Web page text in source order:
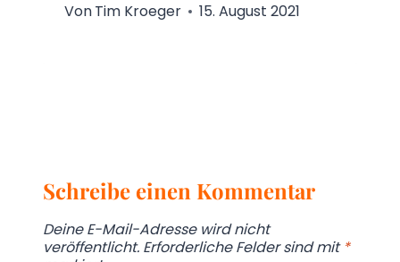
VonTim Kroeger 15. August 2021
Schreibe einen Kommentar
Deine E-Mail-Adresse wird nicht
veröffentlicht. Erforderliche Felder sind mit *